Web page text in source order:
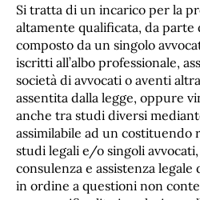
Si tratta di un incarico per la
altamente qualificata, da parte
composto da un singolo
iscritti all’albo professionale,
società di avvocati o aventi
assentita dalla legge, oppure
anche tra studi diversi
assimilabile ad un costituendo
studi legali e/o singoli
consulenza e assistenza
in ordine a questioni non